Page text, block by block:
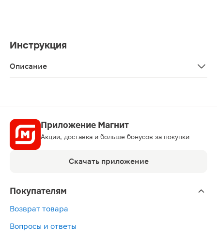
Инструкция
Описание
Приложение Магнит
Акции, доставка и больше бонусов за покупки
Скачать приложение
Покупателям
Возврат товара
Вопросы и ответы